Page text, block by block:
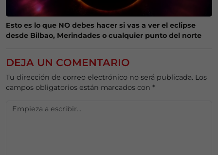
Esto es lo que NO debes hacer si vas a ver el eclipse
desde Bilbao, Merindades o cualquier punto del norte
DEJA UN COMENTARIO
Tu dirección de correo electrónico no será publicada. Los
campos obligatorios están marcados con *